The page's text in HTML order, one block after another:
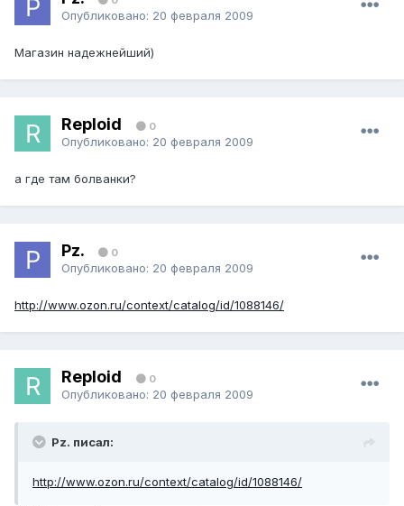
Опубликовано: 20 февраля 2009
Магазин надежнейший)
Reploid 0
Опубликовано: 20 февраля 2009
а где там болванки?
Pz. 0
Опубликовано: 20 февраля 2009
http://www.ozon.ru/context/catalog/id/1088146/
Reploid 0
Опубликовано: 20 февраля 2009
Pz. писал:
http://www.ozon.ru/context/catalog/id/1088146/